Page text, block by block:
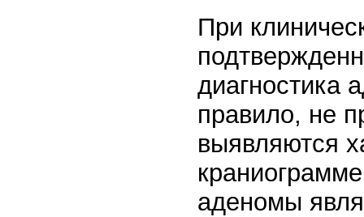
При
диагностика
правило, не
выявляются
аденомы